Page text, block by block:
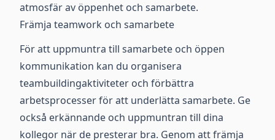
atmosfär av öppenhet och samarbete.
Främja teamwork och samarbete
För att uppmuntra till samarbete och öppen
kommunikation kan du organisera
teambuildingaktiviteter och förbättra
arbetsprocesser för att underlätta samarbete. Ge
också erkännande och uppmuntran till dina
kollegor när de presterar bra. Genom att främja